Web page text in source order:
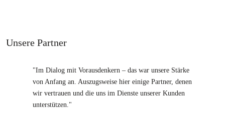
Unsere Partner
"Im Dialog mit Vorausdenkern – das war unsere Stärke
von Anfang an. Auszugsweise hier einige Partner, denen
wir vertrauen und die uns im Dienste unserer Kunden
unterstützen."